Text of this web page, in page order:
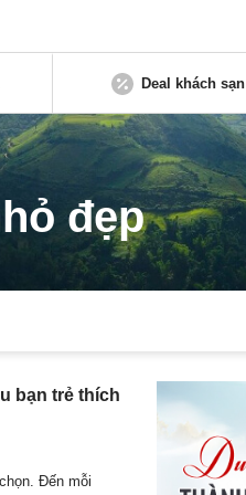
Deal khách sạn
đẹp
bạn trẻ thích
Đến mỗi